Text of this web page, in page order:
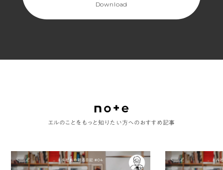
Download
エルのことをもっと知りたい方へのおすすめ記事